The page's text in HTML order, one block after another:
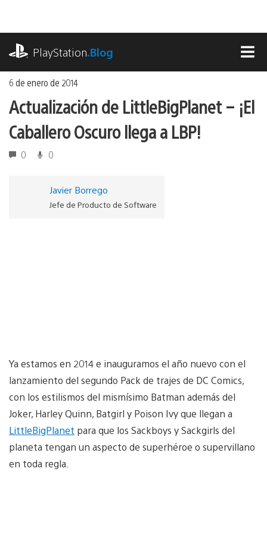
contenido
PlayStation.Blog
6 de enero de 2014
Actualización de LittleBigPlanet – ¡El
Caballero Oscuro llega a LBP!
0 0
Javier Borrego
Jefe de Producto de Software
Ya estamos en 2014 e inauguramos el año nuevo con el
lanzamiento del segundo Pack de trajes de DC Comics,
con los estilismos del mismísimo Batman además del
Joker, Harley Quinn, Batgirl y Poison Ivy que llegan a
LittleBigPlanet para que los Sackboys y Sackgirls del
planeta tengan un aspecto de superhéroe o supervillano
en toda regla.